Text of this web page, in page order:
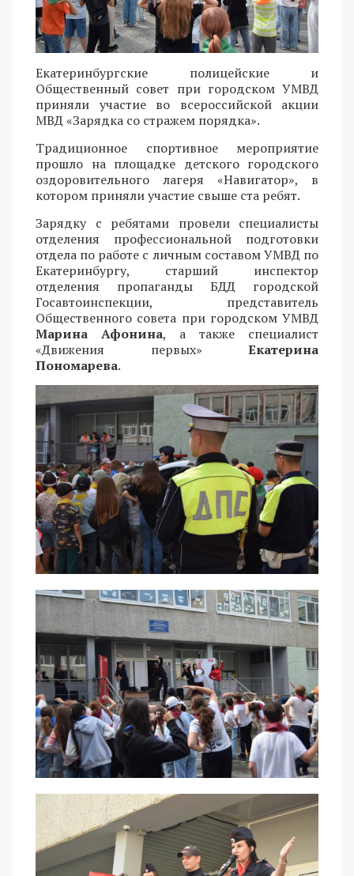
Екатеринбургские полицейские и
Общественный совет при городском УМВД
приняли участие во всероссийской акции
МВД «Зарядка со стражем порядка».
Традиционное спортивное мероприятие
прошло на площадке детского городского
оздоровительного лагеря «Навигатор», в
котором приняли участие свыше ста ребят.
Зарядку с ребятами провели специалисты
отделения профессиональной подготовки
отдела по работе с личным составом УМВД по
Екатеринбургу, старший инспектор
отделения пропаганды БДД городской
Госавтоинспекции, представитель
Общественного совета при городском УМВД
Марина Афонина, а также специалист
«Движения первых» Екатерина
Пономарева.